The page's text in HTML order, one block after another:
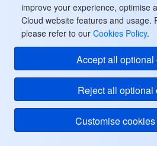
improve your experience, optimise
Cloud website features and usage.
please refer to our Cookies Policy.
Accept all optional
Reject all optional
Customise
CreateKeyPair